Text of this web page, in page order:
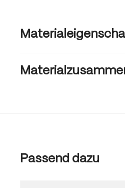
Produktgalerie überspringen
Passend dazu